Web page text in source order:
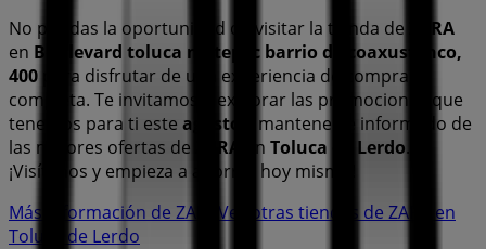
No pierdas la oportunidad de visitar la tienda de
ZARA
en Boulevard toluca metepec barrio de coaxustenco,
400 para disfrutar de una experiencia de compra
completa. Te invitamos a explorar las promociones que
tenemos para ti este agosto
y mantenerte informado de
las mejores ofertas de
ZARA en Toluca de Lerdo.
¡Visítanos y empieza a ahorrar hoy mismo!
Más información de ZARA Ver otras tiendas de ZARA en
Toluca de Lerdo